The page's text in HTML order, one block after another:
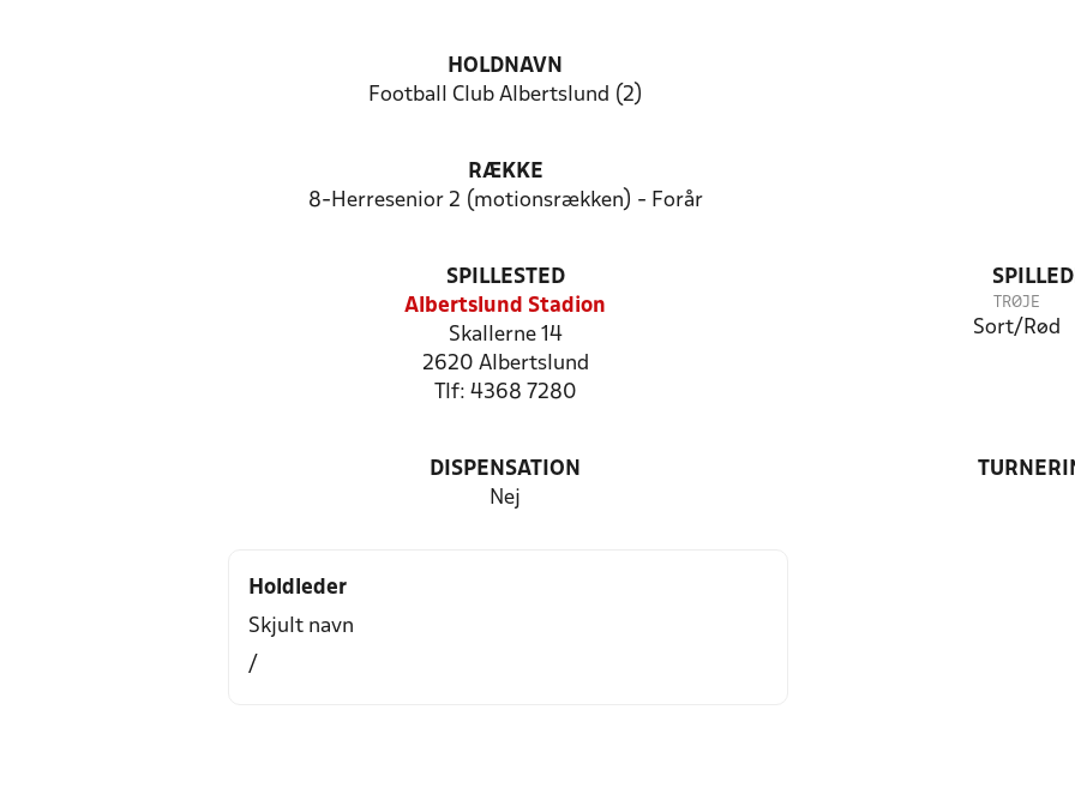
HOLDNAVN
Football Club Albertslund (2)
RÆKKE
8-Herresenior 2 (motionsrækken) - Forår
SPILLESTED
Albertslund Stadion
Skallerne 14
2620 Albertslund
Tlf: 4368 7280
TRØJE
Sort/Rød
DISPENSATION
Nej
Holdleder
Skjult navn
/